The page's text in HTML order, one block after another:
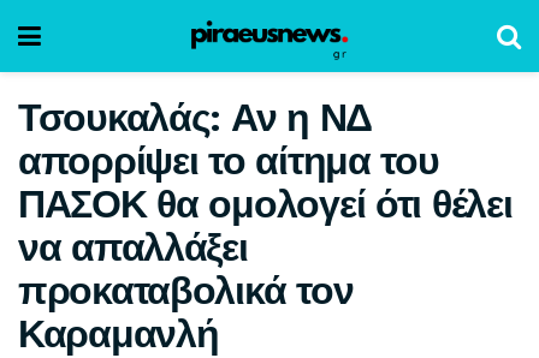
Τσουκαλάς: Αν η ΝΔ
απορρίψει το αίτημα του
ΠΑΣΟΚ θα ομολογεί ότι θέλει
να απαλλάξει
προκαταβολικά τον
Καραμανλή